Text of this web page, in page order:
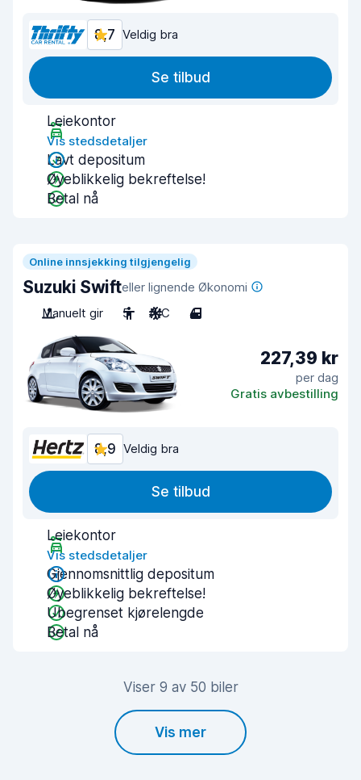
8,7 Veldig bra
Se tilbud
Leiekontor
Vis stedsdetaljer
Lavt depositum
Øyeblikkelig bekreftelse!
Betal nå
Online innsjekking tilgjengelig
Suzuki Swifteller lignende Økonomi
Manuelt gir
5 A/C 4
227,39 kr
per dag
Gratis avbestilling
8,9 Veldig bra
Se tilbud
Leiekontor
Vis stedsdetaljer
Gjennomsnittlig depositum
Øyeblikkelig bekreftelse!
Ubegrenset kjørelengde
Betal nå
Viser 9 av 50 biler
Vis mer